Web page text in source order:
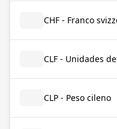
CHF - Franco
CLF - Unidades
CLP - Peso cileno